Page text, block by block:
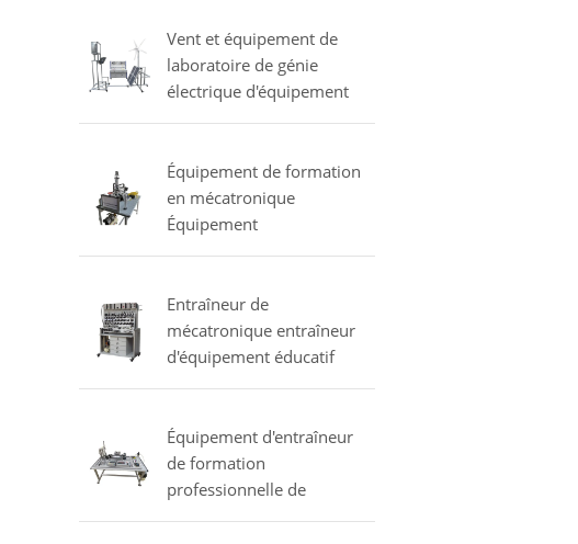
Vent et équipement de
laboratoire de génie
électrique d'équipement
solaire d'entraîneur
Équipement de formation
en mécatronique
Équipement
d'enseignement formateur
Entraîneur de
mécatronique entraîneur
d'équipement éducatif
pneumatique
Équipement d'entraîneur
de formation
professionnelle de
formateur de contrôle de